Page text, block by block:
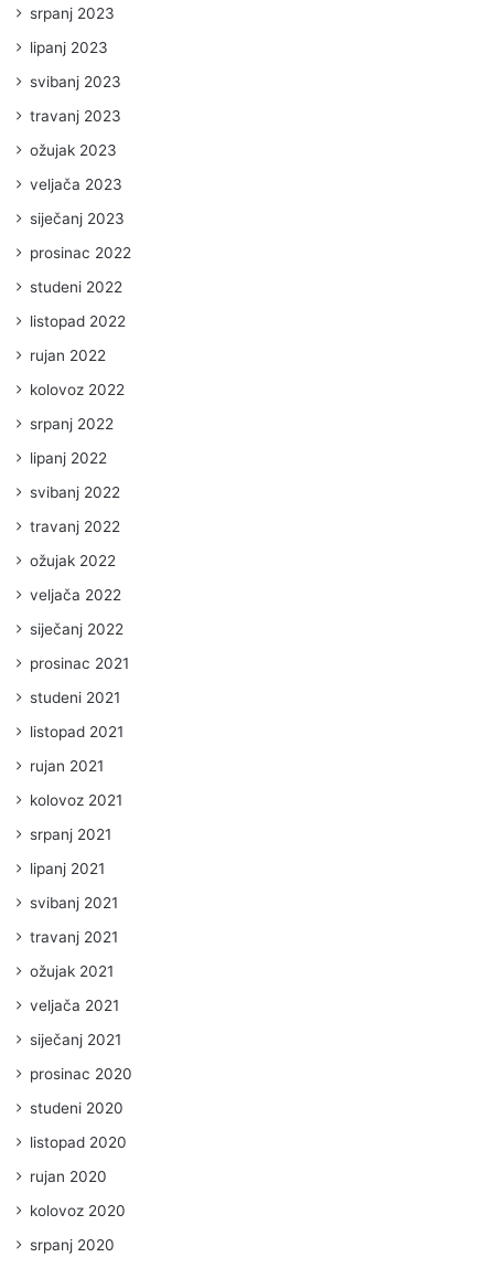
srpanj 2023
lipanj 2023
svibanj 2023
travanj 2023
ožujak 2023
veljača 2023
siječanj 2023
prosinac 2022
studeni 2022
listopad 2022
rujan 2022
kolovoz 2022
srpanj 2022
lipanj 2022
svibanj 2022
travanj 2022
ožujak 2022
veljača 2022
siječanj 2022
prosinac 2021
studeni 2021
listopad 2021
rujan 2021
kolovoz 2021
srpanj 2021
lipanj 2021
svibanj 2021
travanj 2021
ožujak 2021
veljača 2021
siječanj 2021
prosinac 2020
studeni 2020
listopad 2020
rujan 2020
kolovoz 2020
srpanj 2020